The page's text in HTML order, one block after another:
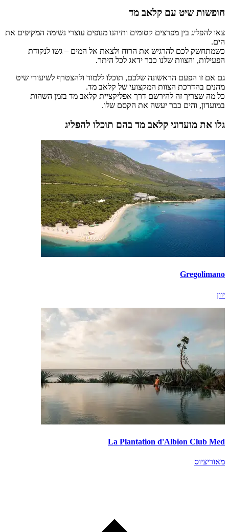
חופשות שיט עם קלאב מד
צאו להפליג בין מפרצים קסומים ותיהנו מנופים עוצרי נשימה המקיפים את
הים.
כשמתחשק לכם להרגיש את הרוח ולצאת אל המים – גשו לנקודת
הפעילות, והצוות שלנו כבר ידאג לכל היתר.
גם אם זו הפעם הראשונה שלכם, תוכלו ללמוד ולהצטרף לשיעורי שיט
מהנים בהדרכת הצוות המקצועי של קלאב מד.
כל מה שצריך זה להירשם דרך אפליקציית קלאב מד בזמן השהות
במועדון, והים כבר יעשה את הקסם שלו.
גלו את מועדוני קלאב מד בהם תוכלו להפליג
Gregolimano
יוון
La Plantation d'Albion Club Med
מאוריציוס